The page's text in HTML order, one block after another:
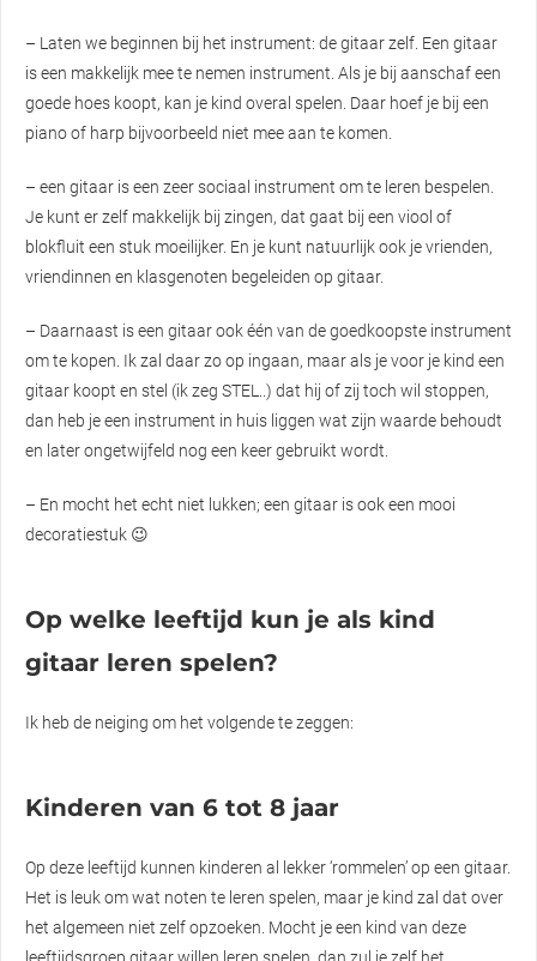
– Laten we beginnen bij het instrument: de gitaar zelf. Een gitaar
is een makkelijk mee te nemen instrument. Als je bij aanschaf een
goede hoes koopt, kan je kind overal spelen. Daar hoef je bij een
piano of harp bijvoorbeeld niet mee aan te komen.
– een gitaar is een zeer sociaal instrument om te leren bespelen.
Je kunt er zelf makkelijk bij zingen, dat gaat bij een viool of
blokfluit een stuk moeilijker. En je kunt natuurlijk ook je vrienden,
vriendinnen en klasgenoten begeleiden op gitaar.
– Daarnaast is een gitaar ook één van de goedkoopste instrument
om te kopen. Ik zal daar zo op ingaan, maar als je voor je kind een
gitaar koopt en stel (ik zeg STEL..) dat hij of zij toch wil stoppen,
dan heb je een instrument in huis liggen wat zijn waarde behoudt
en later ongetwijfeld nog een keer gebruikt wordt.
– En mocht het echt niet lukken; een gitaar is ook een mooi
decoratiestuk 😉
Op welke leeftijd kun je als kind
gitaar leren spelen?
Ik heb de neiging om het volgende te zeggen:
Kinderen van 6 tot 8 jaar
Op deze leeftijd kunnen kinderen al lekker ‘rommelen’ op een gitaar.
Het is leuk om wat noten te leren spelen, maar je kind zal dat over
het algemeen niet zelf opzoeken. Mocht je een kind van deze